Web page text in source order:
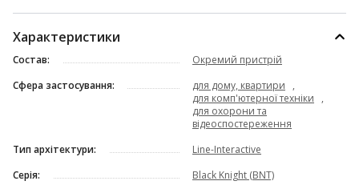
Характеристики
Состав:
Окремий пристрій
Сфера застосування:
для дому, квартири
,
для комп'ютерної техніки
,
для охорони та
відеоспостереження
Тип архітектури:
Line-Interactive
Серія:
Black Knight (BNT)